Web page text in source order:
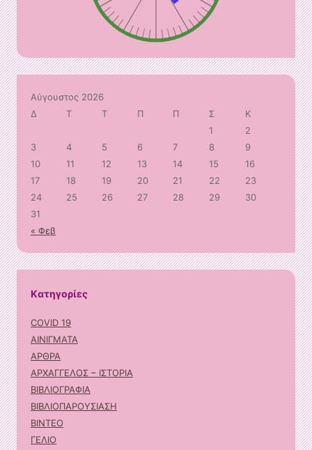
Αύγουστος 2026
Δ
Τ Τ Π Π Σ
Κ
1
2
3
4 5 6 7 8
9
10
11 12 13 14 15
16
17
18 19 20 21 22
23
24
25 26 27 28 29
30
31
« Φεβ
Kατηγορίες
COVID 19
ΑΙΝΙΓΜΑΤΑ
ΑΡΘΡΑ
ΑΡΧΑΓΓΕΛΟΣ – ΙΣΤΟΡΙΑ
ΒΙΒΛΙΟΓΡΑΦΙΑ
ΒΙΒΛΙΟΠΑΡΟΥΣΙΑΣΗ
ΒΙΝΤΕΟ
ΓΕΛΙΟ